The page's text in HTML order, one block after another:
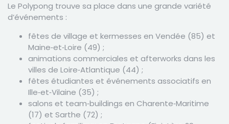
Le Polypong trouve sa place dans une grande variété
d’événements :
fêtes de village et kermesses en Vendée (85) et
Maine‑et‑Loire (49) ;
animations commerciales et afterworks dans les
villes de Loire‑Atlantique (44) ;
fêtes étudiantes et événements associatifs en
Ille‑et‑Vilaine (35) ;
salons et team‑buildings en Charente‑Maritime
(17) et Sarthe (72) ;